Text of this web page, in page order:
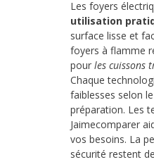
Les foyers
utilisation
surface lisse et
foyers à flamme
pour les cuissons
Chaque
faiblesses selon
préparation. Les
Jaimecomparer
vos besoins. La
sécurité restent